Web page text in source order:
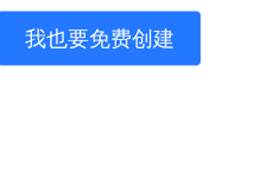
我也要免费创建